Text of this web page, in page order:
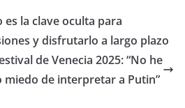
la clave oculta para
y disfrutarlo a largo plazo
de Venecia 2025: “No he
miedo de interpretar a Putin”